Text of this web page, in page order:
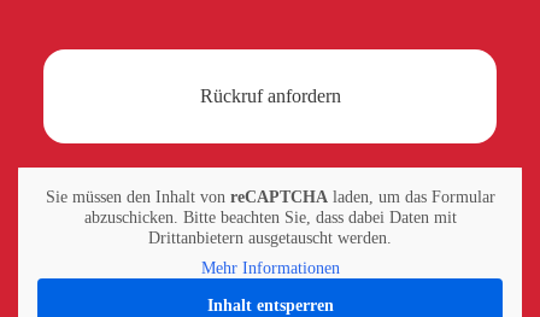
Sie müssen den Inhalt von reCAPTCHAladen, um das Formular
abzuschicken. Bitte beachten Sie, dass dabei Daten mit
Drittanbietern ausgetauscht werden.
Mehr Informationen
Inhalt entsperren